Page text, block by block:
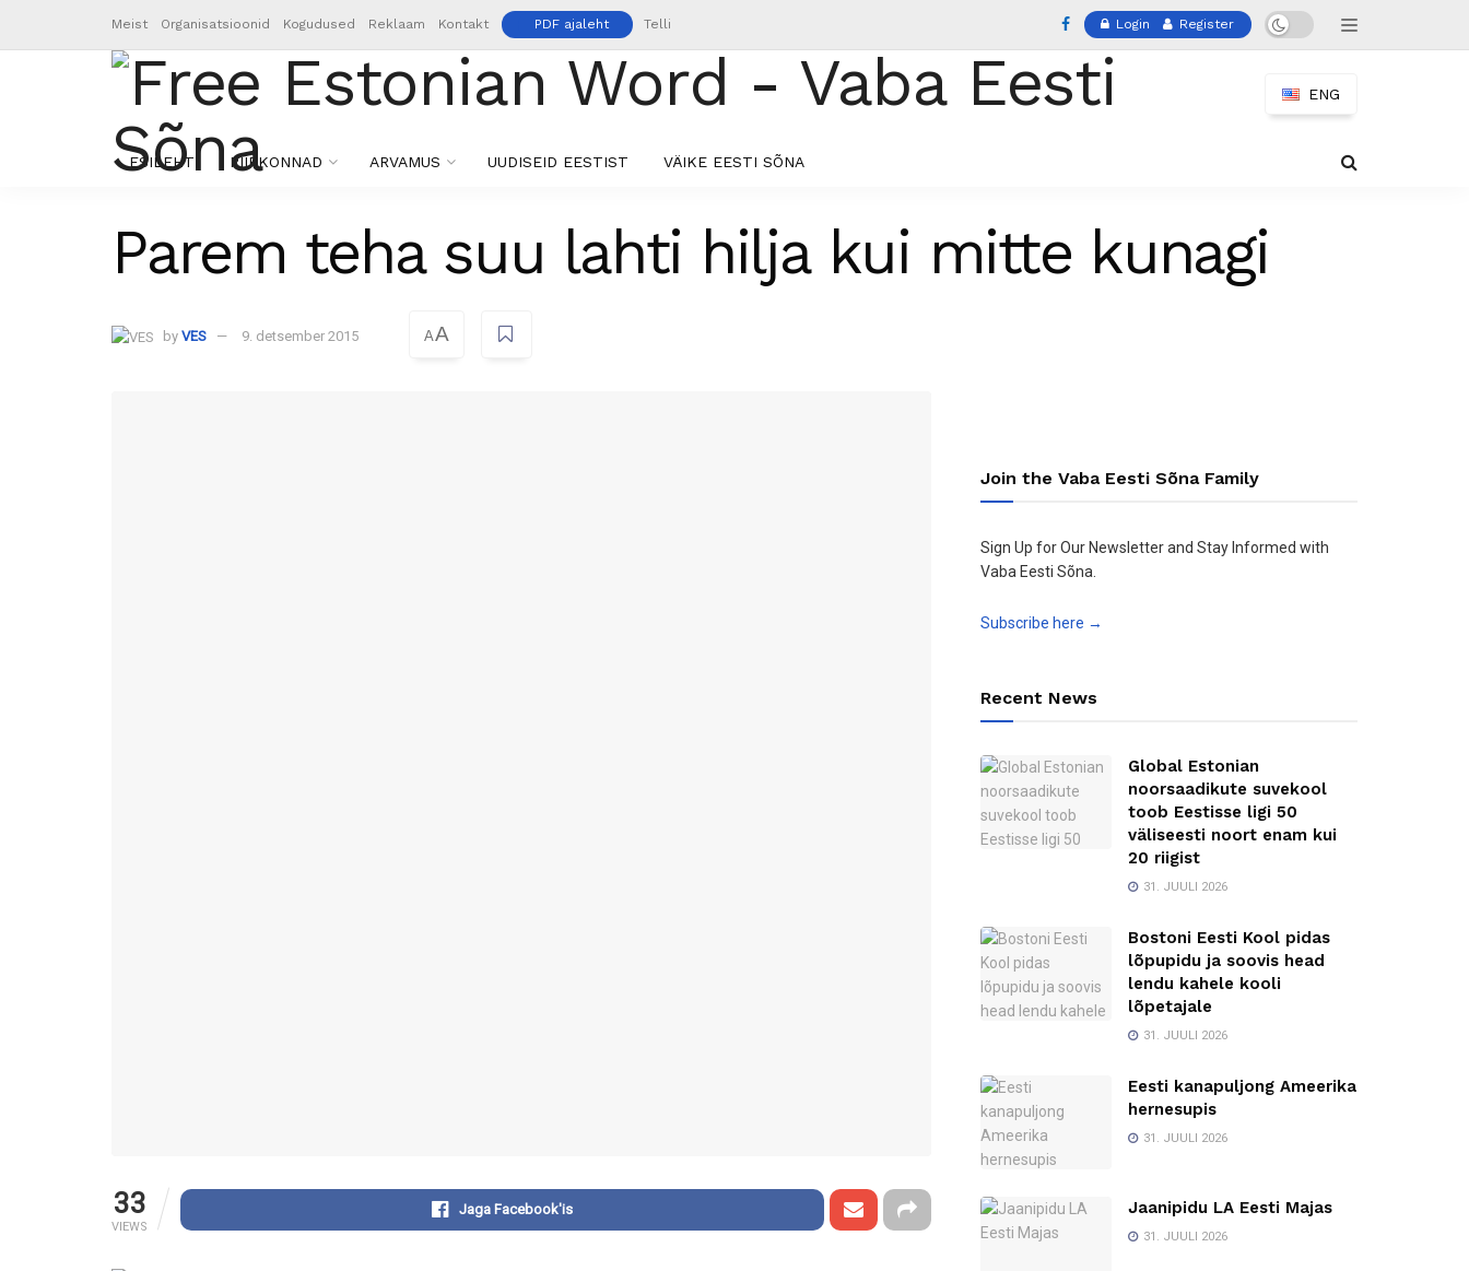
Meist Organisatsioonid Kogudused Reklaam Kontakt PDF ajaleht Telli Login Register
ENG
ESILEHT PIIRKONNAD ARVAMUS UUDISEID EESTIST VÄIKE EESTI SÕNA
Parem teha suu lahti hilja kui mitte kunagi
by VES 9. detsember 2015 AA
33
VIEWS
Jaga Facebook'is
Join the Vaba Eesti Sõna Family
Sign Up for Our Newsletter and Stay Informed with
Vaba Eesti Sõna.
Subscribe here →
Recent News
Global Estonian
noorsaadikute suvekool
toob Eestisse ligi 50
väliseesti noort enam kui
20 riigist
31. JUULI 2026
Bostoni Eesti Kool pidas
lõpupidu ja soovis head
lendu kahele kooli
lõpetajale
31. JUULI 2026
Eesti kanapuljong Ameerika
hernesupis
31. JUULI 2026
Jaanipidu LA Eesti Majas
31. JUULI 2026